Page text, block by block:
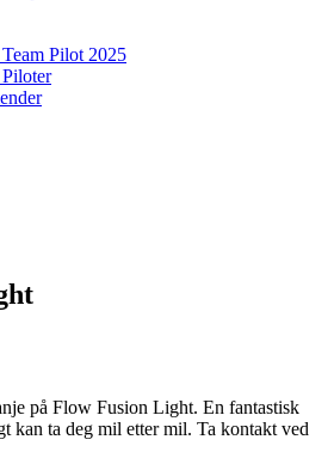
Pilot 2025
på Flow Fusion Light. En fantastisk
kan ta deg mil etter mil. Ta kontakt ved